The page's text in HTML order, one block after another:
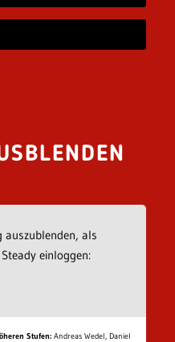
auszublenden, als
einloggen:
Stufen: Andreas Wedel, Daniel